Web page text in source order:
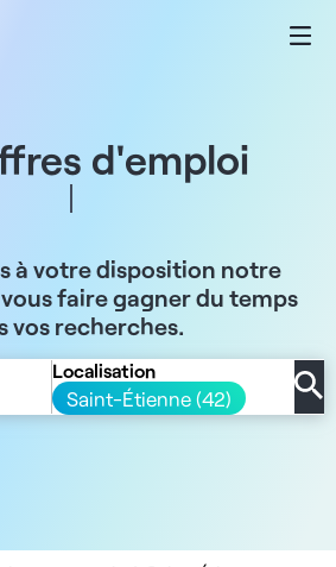
d'emploi
à votre disposition notre
faire gagner du temps
vos recherches.
Localisation
Saint-Étienne (42)